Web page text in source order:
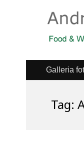
Galleria
Tag: